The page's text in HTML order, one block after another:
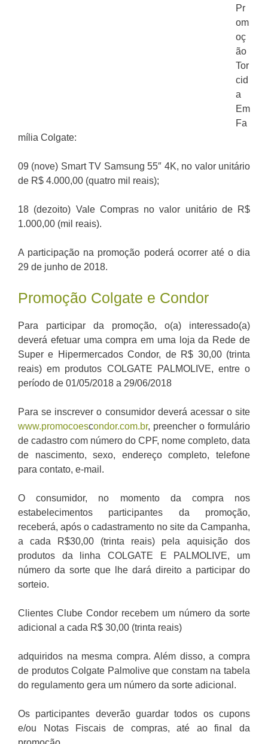
Pr
om
oç
ão
Tor
cid
a
Em
Fa
mília Colgate:
09 (nove) Smart TV Samsung 55″ 4K, no valor unitário
de R$ 4.000,00 (quatro mil reais);
18 (dezoito) Vale Compras no valor unitário de R$
1.000,00 (mil reais).
A participação na promoção poderá ocorrer até o dia
29 de junho de 2018.
Promoção Colgate e Condor
Para participar da promoção, o(a) interessado(a)
deverá efetuar uma compra em uma loja da Rede de
Super e Hipermercados Condor, de R$ 30,00 (trinta
reais) em produtos COLGATE PALMOLIVE, entre o
período de 01/05/2018 a 29/06/2018
Para se inscrever o consumidor deverá acessar o site
www.promocoescondor.com.br, preencher o formulário
de cadastro com número do CPF, nome completo, data
de nascimento, sexo, endereço completo, telefone
para contato, e-mail.
O consumidor, no momento da compra nos
estabelecimentos participantes da promoção,
receberá, após o cadastramento no site da Campanha,
a cada R$30,00 (trinta reais) pela aquisição dos
produtos da linha COLGATE E PALMOLIVE, um
número da sorte que lhe dará direito a participar do
sorteio.
Clientes Clube Condor recebem um número da sorte
adicional a cada R$ 30,00 (trinta reais)
adquiridos na mesma compra. Além disso, a compra
de produtos Colgate Palmolive que constam na tabela
do regulamento gera um número da sorte adicional.
Os participantes deverão guardar todos os cupons
e/ou Notas Fiscais de compras, até ao final da